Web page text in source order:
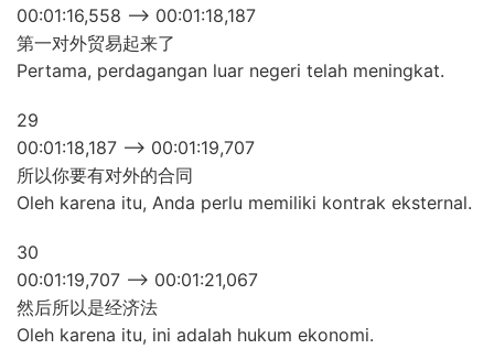
00:01:16,558 –> 00:01:18,187
第一对外贸易起来了
Pertama, perdagangan luar negeri telah meningkat.
29
00:01:18,187 –> 00:01:19,707
所以你要有对外的合同
Oleh karena itu, Anda perlu memiliki kontrak eksternal.
30
00:01:19,707 –> 00:01:21,067
然后所以是经济法
Oleh karena itu, ini adalah hukum ekonomi.